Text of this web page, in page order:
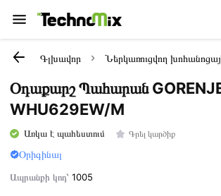
Գլխավոր Ներկառուցվող
Օդաքարշ Պահարան
WHU629EW/M
Առկա է պահեստում Գրել կարծիք
Օրիգինալ
Ապրանքի կոդ՝1005